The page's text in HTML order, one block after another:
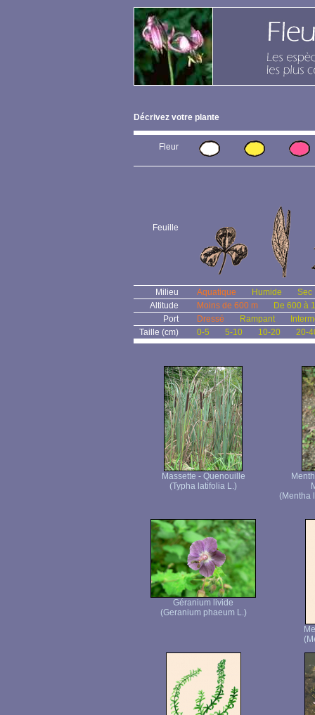
Décrivez votre plante
Fleur
Feuille
Milieu Aquatique Humide
Sec
Altitude
Moins de 600 m
De 600 à
Port
Dressé Rampant
Taille (cm)
0-5 5-10 10-20 20-
Massette - Quenouille
(Typha latifolia L.)
(Mentha
Géranium livide
(Geranium phaeum L.)